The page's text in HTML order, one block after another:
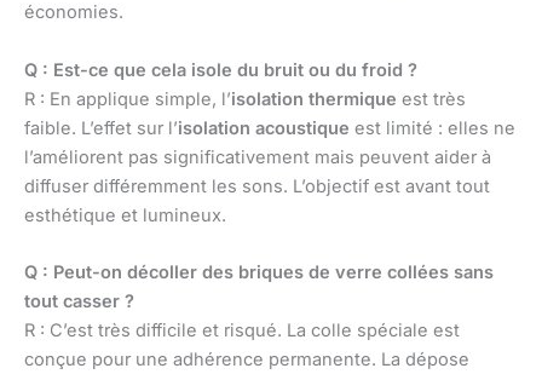
économies.
Q : Est-ce que cela isole du bruit ou du froid ?
R : En applique simple, l’isolation thermique est très
faible. L’effet sur l’isolation acoustique est limité : elles ne
l’améliorent pas significativement mais peuvent aider à
diffuser différemment les sons. L’objectif est avant tout
esthétique et lumineux.
Q : Peut-on décoller des briques de verre collées sans
tout casser ?
R : C’est très difficile et risqué. La colle spéciale est
conçue pour une adhérence permanente. La dépose